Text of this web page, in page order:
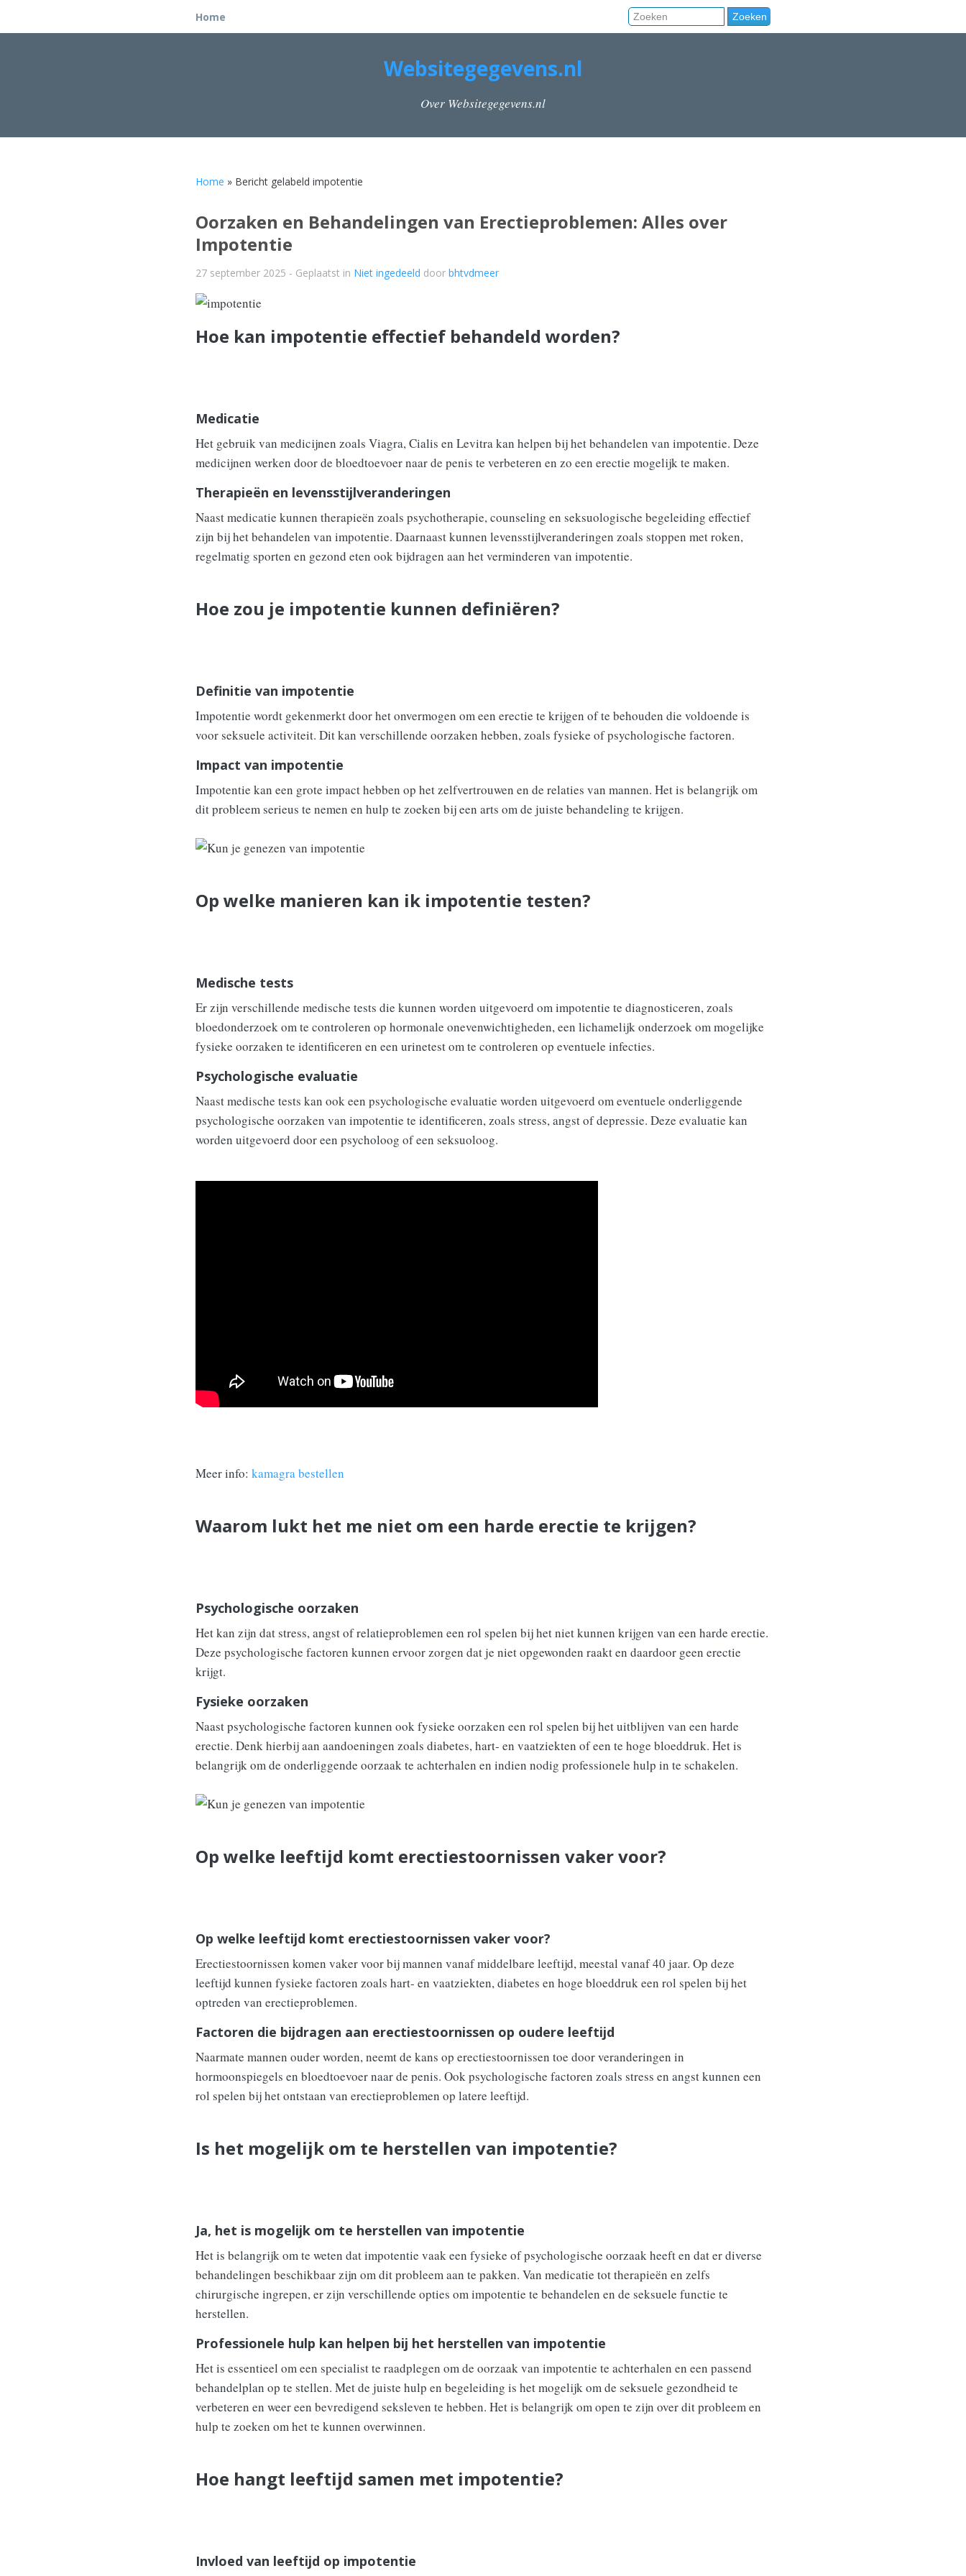
Home
Websitegegevens.nl
Over Websitegegevens.nl
Home » Bericht gelabeld impotentie
Oorzaken en Behandelingen van Erectieproblemen: Alles over
Impotentie
27 september 2025 - Geplaatst in Niet ingedeeld door bhtvdmeer
Hoe kan impotentie effectief behandeld worden?
Medicatie
Het gebruik van medicijnen zoals Viagra, Cialis en Levitra kan helpen bij het behandelen van impotentie. Deze
medicijnen werken door de bloedtoevoer naar de penis te verbeteren en zo een erectie mogelijk te maken.
Therapieën en levensstijlveranderingen
Naast medicatie kunnen therapieën zoals psychotherapie, counseling en seksuologische begeleiding effectief
zijn bij het behandelen van impotentie. Daarnaast kunnen levensstijlveranderingen zoals stoppen met roken,
regelmatig sporten en gezond eten ook bijdragen aan het verminderen van impotentie.
Hoe zou je impotentie kunnen definiëren?
Definitie van impotentie
Impotentie wordt gekenmerkt door het onvermogen om een erectie te krijgen of te behouden die voldoende is
voor seksuele activiteit. Dit kan verschillende oorzaken hebben, zoals fysieke of psychologische factoren.
Impact van impotentie
Impotentie kan een grote impact hebben op het zelfvertrouwen en de relaties van mannen. Het is belangrijk om
dit probleem serieus te nemen en hulp te zoeken bij een arts om de juiste behandeling te krijgen.
Op welke manieren kan ik impotentie testen?
Medische tests
Er zijn verschillende medische tests die kunnen worden uitgevoerd om impotentie te diagnosticeren, zoals
bloedonderzoek om te controleren op hormonale onevenwichtigheden, een lichamelijk onderzoek om mogelijke
fysieke oorzaken te identificeren en een urinetest om te controleren op eventuele infecties.
Psychologische evaluatie
Naast medische tests kan ook een psychologische evaluatie worden uitgevoerd om eventuele onderliggende
psychologische oorzaken van impotentie te identificeren, zoals stress, angst of depressie. Deze evaluatie kan
worden uitgevoerd door een psycholoog of een seksuoloog.
Meer info: kamagra bestellen
Waarom lukt het me niet om een harde erectie te krijgen?
Psychologische oorzaken
Het kan zijn dat stress, angst of relatieproblemen een rol spelen bij het niet kunnen krijgen van een harde erectie.
Deze psychologische factoren kunnen ervoor zorgen dat je niet opgewonden raakt en daardoor geen erectie
krijgt.
Fysieke oorzaken
Naast psychologische factoren kunnen ook fysieke oorzaken een rol spelen bij het uitblijven van een harde
erectie. Denk hierbij aan aandoeningen zoals diabetes, hart- en vaatziekten of een te hoge bloeddruk. Het is
belangrijk om de onderliggende oorzaak te achterhalen en indien nodig professionele hulp in te schakelen.
Op welke leeftijd komt erectiestoornissen vaker voor?
Op welke leeftijd komt erectiestoornissen vaker voor?
Erectiestoornissen komen vaker voor bij mannen vanaf middelbare leeftijd, meestal vanaf 40 jaar. Op deze
leeftijd kunnen fysieke factoren zoals hart- en vaatziekten, diabetes en hoge bloeddruk een rol spelen bij het
optreden van erectieproblemen.
Factoren die bijdragen aan erectiestoornissen op oudere leeftijd
Naarmate mannen ouder worden, neemt de kans op erectiestoornissen toe door veranderingen in
hormoonspiegels en bloedtoevoer naar de penis. Ook psychologische factoren zoals stress en angst kunnen een
rol spelen bij het ontstaan van erectieproblemen op latere leeftijd.
Is het mogelijk om te herstellen van impotentie?
Ja, het is mogelijk om te herstellen van impotentie
Het is belangrijk om te weten dat impotentie vaak een fysieke of psychologische oorzaak heeft en dat er diverse
behandelingen beschikbaar zijn om dit probleem aan te pakken. Van medicatie tot therapieën en zelfs
chirurgische ingrepen, er zijn verschillende opties om impotentie te behandelen en de seksuele functie te
herstellen.
Professionele hulp kan helpen bij het herstellen van impotentie
Het is essentieel om een specialist te raadplegen om de oorzaak van impotentie te achterhalen en een passend
behandelplan op te stellen. Met de juiste hulp en begeleiding is het mogelijk om de seksuele gezondheid te
verbeteren en weer een bevredigend seksleven te hebben. Het is belangrijk om open te zijn over dit probleem en
hulp te zoeken om het te kunnen overwinnen.
Hoe hangt leeftijd samen met impotentie?
Invloed van leeftijd op impotentie